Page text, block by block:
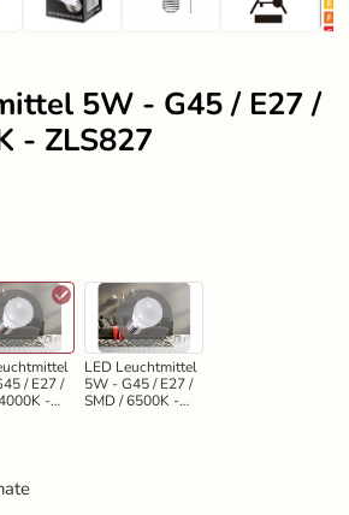
5W - G45 / E27 /
- ZLS827
/ E27 /
-
LED Leuchtmittel
5W - G45 / E27 /
SMD / 6500K -